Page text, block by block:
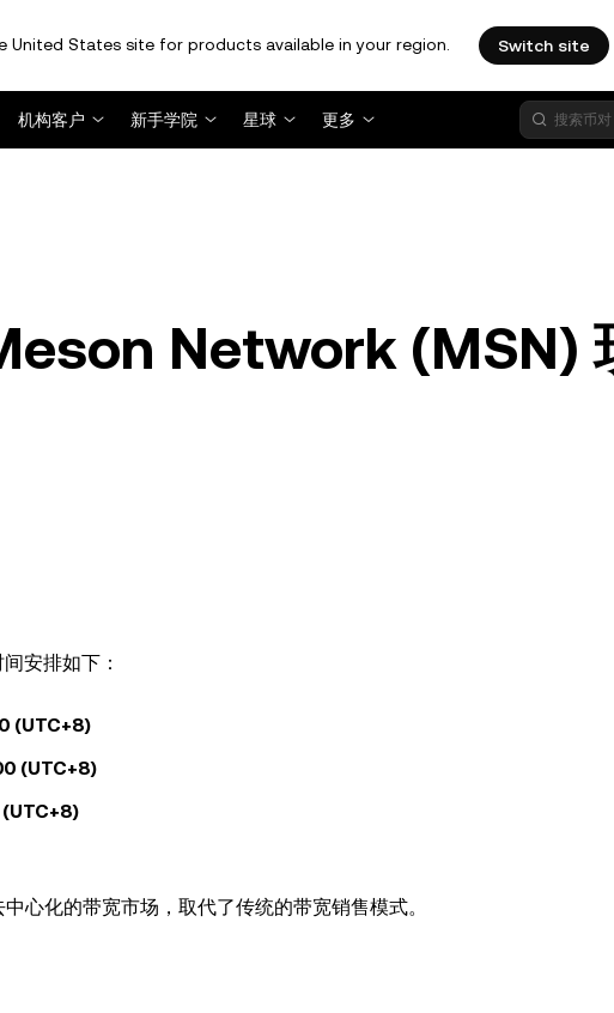
States site for products available in your region. Switch site
机构客户 新手学院 星球 更多
Network (MSN)
安排如下：
(UTC+8)
(UTC+8)
心化的带宽市场，取代了传统的带宽销售模式。